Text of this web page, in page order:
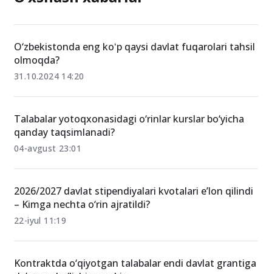
O‘xshash xabarlar
olmoqda?
31.10.2024 14:20
qanday taqsimlanadi?
04-avgust 23:01
– Kimga nechta o‘rin ajratildi?
22-iyul 11:19